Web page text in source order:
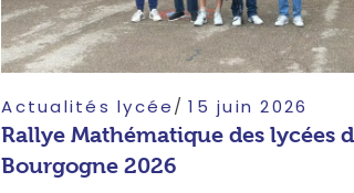
Actualités lycée 15 juin 2026
Rallye Mathématique des lycées
Bourgogne 2026